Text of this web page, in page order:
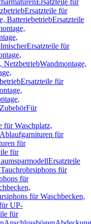
Ersatzteile für
Ersatzteile für
BatteriebetriebErsatzteile
Ersatzteile für
NetzbetriebWandmontage,
Ersatzteile für
Für
für Waschplatz,
Ablaufgarnituren für
für
für
Ersatzteile
Tauchrohrsiphons für
für
für Waschbecken,
UP-
für